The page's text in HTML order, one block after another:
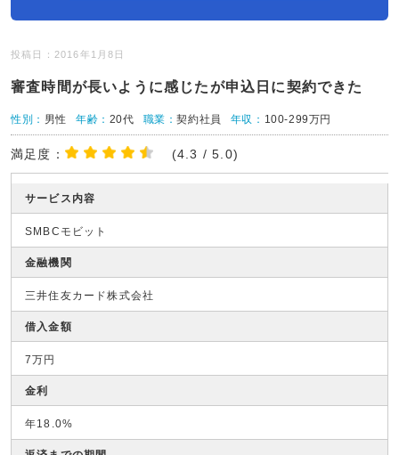
投稿日：2016年1月8日
審査時間が長いように感じたが申込日に契約できた
性別： 男性 年齢： 20代 職業：契約社員 年収： 100-299万円
満足度： (4.3 / 5.0)
サービス内容
SMBCモビット
金融機関
三井住友カード株式会社
借入金額
7万円
金利
年18.0%